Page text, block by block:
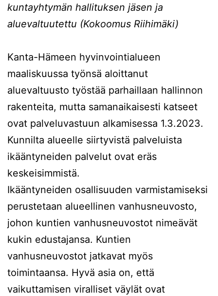
kuntayhtymän hallituksen jäsen ja
aluevaltuutettu (Kokoomus Riihimäki)
Kanta-Hämeen hyvinvointialueen
maaliskuussa työnsä aloittanut
aluevaltuusto työstää parhaillaan hallinnon
rakenteita, mutta samanaikaisesti katseet
ovat palveluvastuun alkamisessa 1.3.2023.
Kunnilta alueelle siirtyvistä palveluista
ikääntyneiden palvelut ovat eräs
keskeisimmistä.
Ikääntyneiden osallisuuden varmistamiseksi
perustetaan alueellinen vanhusneuvosto,
johon kuntien vanhusneuvostot nimeävät
kukin edustajansa. Kuntien
vanhusneuvostot jatkavat myös
toimintaansa. Hyvä asia on, että
vaikuttamisen viralliset väylät ovat